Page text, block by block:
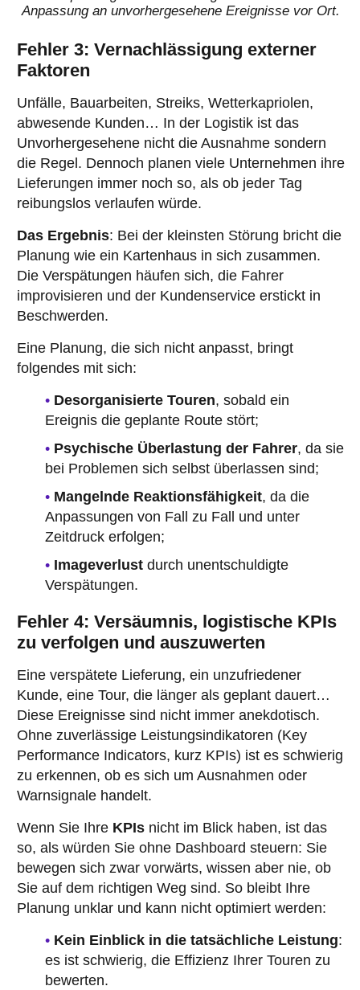
Anpassung an unvorhergesehene Ereignisse vor Ort.
Fehler 3: Vernachlässigung externer
Faktoren
Unfälle, Bauarbeiten, Streiks, Wetterkapriolen,
abwesende Kunden… In der Logistik ist das
Unvorhergesehene nicht die Ausnahme sondern
die Regel. Dennoch planen viele Unternehmen ihre
Lieferungen immer noch so, als ob jeder Tag
reibungslos verlaufen würde.
Das Ergebnis: Bei der kleinsten Störung bricht die
Planung wie ein Kartenhaus in sich zusammen.
Die Verspätungen häufen sich, die Fahrer
improvisieren und der Kundenservice erstickt in
Beschwerden.
Eine Planung, die sich nicht anpasst, bringt
folgendes mit sich:
Desorganisierte Touren, sobald ein
Ereignis die geplante Route stört;
Psychische Überlastung der Fahrer, da sie
bei Problemen sich selbst überlassen sind;
Mangelnde Reaktionsfähigkeit, da die
Anpassungen von Fall zu Fall und unter
Zeitdruck erfolgen;
Imageverlust durch unentschuldigte
Verspätungen.
Fehler 4: Versäumnis, logistische KPIs
zu verfolgen und auszuwerten
Eine verspätete Lieferung, ein unzufriedener
Kunde, eine Tour, die länger als geplant dauert…
Diese Ereignisse sind nicht immer anekdotisch.
Ohne zuverlässige Leistungsindikatoren (Key
Performance Indicators, kurz KPIs) ist es schwierig
zu erkennen, ob es sich um Ausnahmen oder
Warnsignale handelt.
Wenn Sie Ihre KPIs nicht im Blick haben, ist das
so, als würden Sie ohne Dashboard steuern: Sie
bewegen sich zwar vorwärts, wissen aber nie, ob
Sie auf dem richtigen Weg sind. So bleibt Ihre
Planung unklar und kann nicht optimiert werden:
Kein Einblick in die tatsächliche Leistung:
es ist schwierig, die Effizienz Ihrer Touren zu
bewerten.